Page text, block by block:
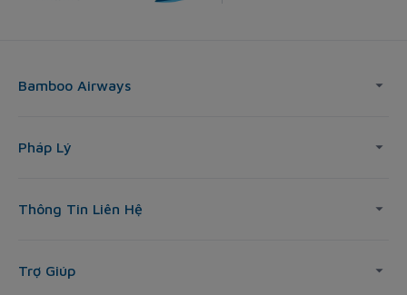
Bamboo Airways
Pháp Lý
Thông Tin Liên Hệ
Trợ Giúp